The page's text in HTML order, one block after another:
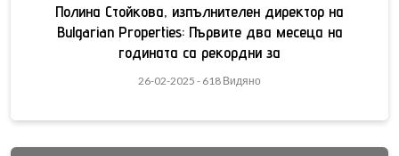
Полина Стойкова, изпълнителен директор на
Bulgarian Properties: Първите два месеца на
годината са рекордни за
26-02-2025 - 618 Видяно